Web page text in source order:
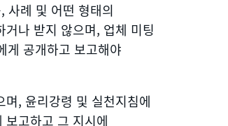
사례 및 어떤 형태의
나 받지 않으며, 업체 미팅
게 공개하고 보고해야
, 윤리강령 및 실천지침에
고하고 그 지시에